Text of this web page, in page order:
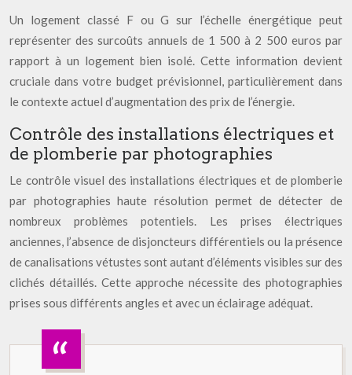
Un logement classé F ou G sur l’échelle énergétique peut
représenter des surcoûts annuels de 1 500 à 2 500 euros par
rapport à un logement bien isolé. Cette information devient
cruciale dans votre budget prévisionnel, particulièrement dans
le contexte actuel d’augmentation des prix de l’énergie.
Contrôle des installations électriques et
de plomberie par photographies
Le contrôle visuel des installations électriques et de plomberie
par photographies haute résolution permet de détecter de
nombreux problèmes potentiels. Les prises électriques
anciennes, l’absence de disjoncteurs différentiels ou la présence
de canalisations vétustes sont autant d’éléments visibles sur des
clichés détaillés. Cette approche nécessite des photographies
prises sous différents angles et avec un éclairage adéquat.